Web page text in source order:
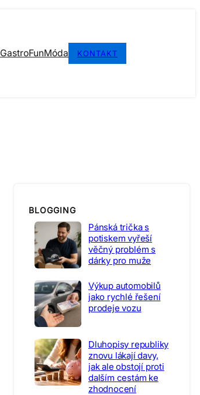
GastroFunMóda KONTAKT
BLOGGING
Pánská trička s
potiskem vyřeší
věčný problém s
dárky pro muže
Výkup automobilů
jako rychlé řešení
prodeje vozu
Dluhopisy republiky
znovu lákají davy,
jak ale obstojí proti
dalším cestám ke
zhodnocení